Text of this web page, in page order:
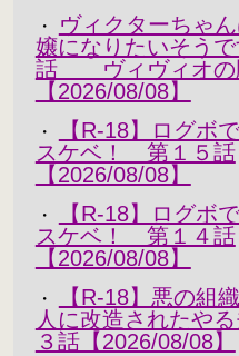
・
ヴィクターちゃ
嬢になりたいそう
話 ヴィヴィオの
【2026/08/08】
・
【R-18】ログボ
スケベ！ 第１５話
【2026/08/08】
・
【R-18】ログボ
スケベ！ 第１４話
【2026/08/08】
・
【R-18】悪の組
人に改造されたや
３話【2026/08/08】